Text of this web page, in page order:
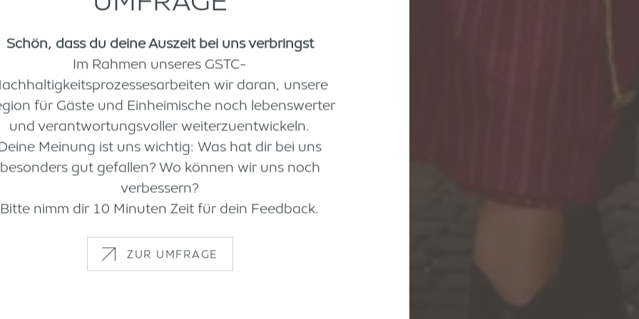
Schön, dass du deine Auszeit bei uns verbringst
Im Rahmen unseres GSTC-
wir daran, unsere
für Gäste und Einheimische noch lebenswerter
und verantwortungsvoller weiterzuentwickeln.
Meinung ist uns wichtig: Was hat dir bei uns
besonders gut gefallen? Wo können wir uns noch
verbessern?
Bitte nimm dir 10 Minuten Zeit für dein Feedback.
ZUR UMFRAGE